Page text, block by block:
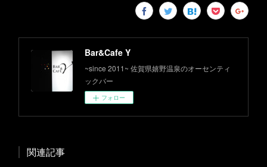
Bar&Cafe Y
~since 2011~ 佐賀県嬉野温泉のオーセンティ
ックバー
フォロー
関連記事